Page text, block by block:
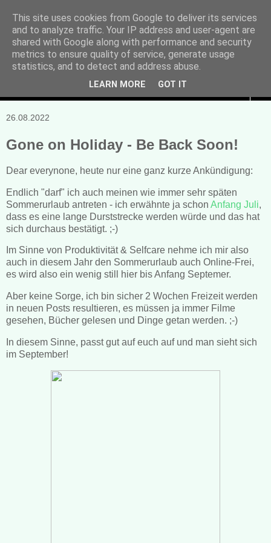
Manuela Sonntag
Bücher, Blogs & mehr
26.08.2022
Gone on Holiday - Be Back Soon!
Dear everynone, heute nur eine ganz kurze Ankündigung:
Endlich "darf" ich auch meinen wie immer sehr späten
Sommerurlaub antreten - ich erwähnte ja schon Anfang Juli,
dass es eine lange Durststrecke werden würde und das hat
sich durchaus bestätigt. ;-)
Im Sinne von Produktivität & Selfcare nehme ich mir also
auch in diesem Jahr den Sommerurlaub auch Online-Frei,
es wird also ein wenig still hier bis Anfang Septemer.
Aber keine Sorge, ich bin sicher 2 Wochen Freizeit werden
in neuen Posts resultieren, es müssen ja immer Filme
gesehen, Bücher gelesen und Dinge getan werden. ;-)
In diesem Sinne, passt gut auf euch auf und man sieht sich
im September!
This site uses cookies from Google to deliver its services
and to analyze traffic. Your IP address and user-agent are
shared with Google along with performance and security
metrics to ensure quality of service, generate usage
statistics, and to detect and address abuse.
LEARN MORE GOT IT